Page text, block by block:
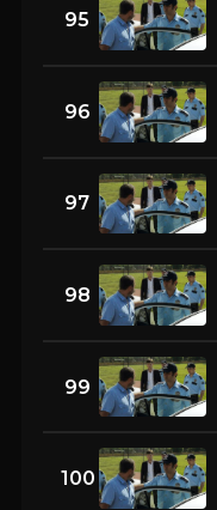
95
96
97
98
99
100